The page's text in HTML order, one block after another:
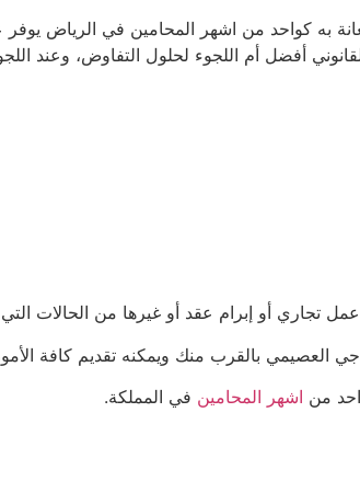
به كواحد من اشهر المحامين في الرياض يوفر
أفضل أم اللجوء لحلول التفاوض، وعند
تجاري أو إبرام عقد أو غيرها من الحالات
بالقرب منك ويمكنه تقديم كافة الأمور
من اشهر المحامين في المملكة.